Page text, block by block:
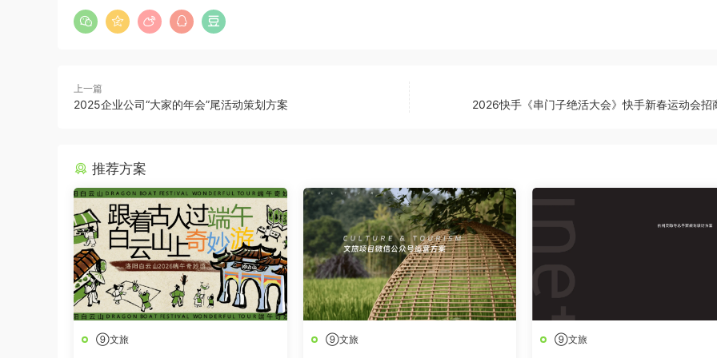
上一篇
2025企业公司“大家的年会”尾活动策划方案 2026快手《串门子绝活大会》快手新春运动会招
推荐方案
⑨文旅 ⑨文旅 ⑨文旅